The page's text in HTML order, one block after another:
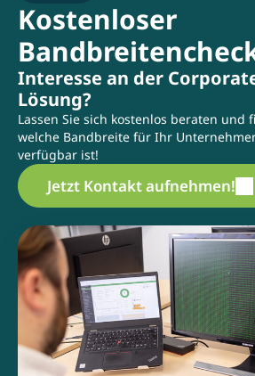
Kostenloser
Interesse an der
Lösung?
Lassen Sie sich kostenlos beraten und
welche Bandbreite für Ihr
verfügbar ist!
Jetzt Kontakt aufnehmen!